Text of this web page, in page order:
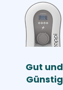
Gut und
Günstig